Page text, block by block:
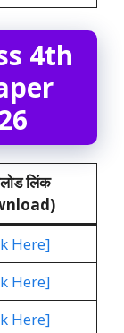
4th
लिंक
Here]
Here]
Here]